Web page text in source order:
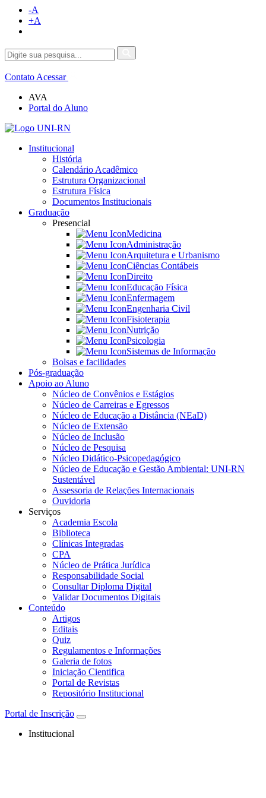
-A
+A
Contato Acessar
AVA
Portal do Aluno
Institucional
História
Calendário Acadêmico
Estrutura Organizacional
Estrutura Física
Documentos Institucionais
Graduação
Presencial
Medicina
Administração
Arquitetura e Urbanismo
Ciências Contábeis
Direito
Educação Física
Enfermagem
Engenharia Civil
Fisioterapia
Nutrição
Psicologia
Sistemas de Informação
Bolsas e facilidades
Pós-graduação
Apoio ao Aluno
Núcleo de Convênios e Estágios
Núcleo de Carreiras e Egressos
Núcleo de Educação a Distância (NEaD)
Núcleo de Extensão
Núcleo de Inclusão
Núcleo de Pesquisa
Núcleo Didático-Psicopedagógico
Núcleo de Educação e Gestão Ambiental: UNI-RN
Sustentável
Assessoria de Relações Internacionais
Ouvidoria
Serviços
Academia Escola
Biblioteca
Clínicas Integradas
CPA
Núcleo de Prática Jurídica
Responsabilidade Social
Consultar Diploma Digital
Validar Documentos Digitais
Conteúdo
Artigos
Editais
Quiz
Regulamentos e Informações
Galeria de fotos
Iniciação Cientifica
Portal de Revistas
Repositório Institucional
Portal de Inscrição
Institucional